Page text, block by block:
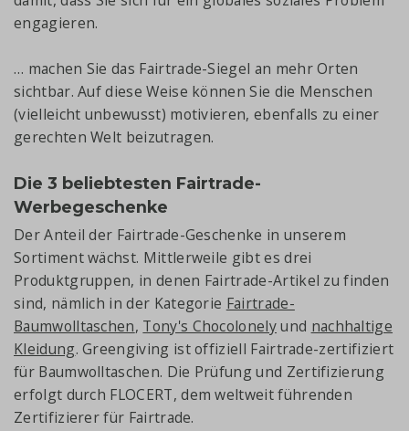
engagieren.
… machen Sie das Fairtrade-Siegel an mehr Orten
sichtbar. Auf diese Weise können Sie die Menschen
(vielleicht unbewusst) motivieren, ebenfalls zu einer
gerechten Welt beizutragen.
Die 3 beliebtesten Fairtrade-
Werbegeschenke
Der Anteil der Fairtrade-Geschenke in unserem
Sortiment wächst. Mittlerweile gibt es drei
Produktgruppen, in denen Fairtrade-Artikel zu finden
sind, nämlich in der Kategorie Fairtrade-
Baumwolltaschen, Tony's Chocolonelyund nachhaltige
Kleidung. Greengiving ist offiziell Fairtrade-zertifiziert
für Baumwolltaschen. Die Prüfung und Zertifizierung
erfolgt durch FLOCERT, dem weltweit führenden
Zertifizierer für Fairtrade.